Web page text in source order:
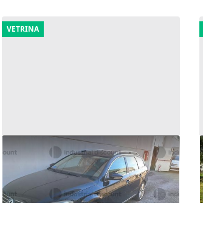
VETRINA
2#9909 Wolkswagen Passat
Civitanova Marche (Macerata)
3.482 €